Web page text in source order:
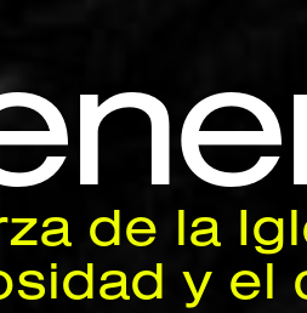
de la
y el